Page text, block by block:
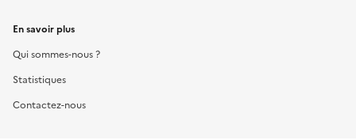
En savoir plus
Qui sommes-nous ?
Statistiques
Contactez-nous